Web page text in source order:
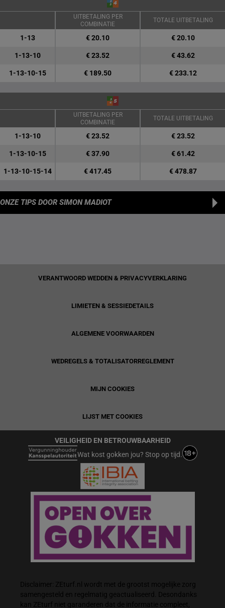
UITBETALING PER
COMBINATIE
TOTALE UITBETALING
1-13 € 20.10 € 20.10
1-13-10 € 23.52 € 43.62
1-13-10-15 € 189.50 € 233.12
UITBETALING PER
COMBINATIE
TOTALE UITBETALING
1-13-10 € 23.52 € 23.52
1-13-10-15 € 37.90 € 61.42
1-13-10-15-14 € 417.45 € 478.87
ONZE TIPS DOOR SIMON MADIOT
VERANTWOORD WEDDEN & PRIVACYVERKLARING
LIMIETEN & SESSIEDETAILS
ALGEMENE VOORWAARDEN
WEDREGELS & TOTALISATORREGLEMENT
MIJN COOKIES
LIJST MET COOKIES
VEILIGHEID EN BETROUWBAARHEID
Wat kost gokken jou? Stop op tijd.
Disclaimer: ZEturf.nl wordt met de grootst mogelijke zorg
samengesteld en regelmatig geactualiseerd. Desondanks
kan ZEturf niet garanderen dat de informatie compleet,